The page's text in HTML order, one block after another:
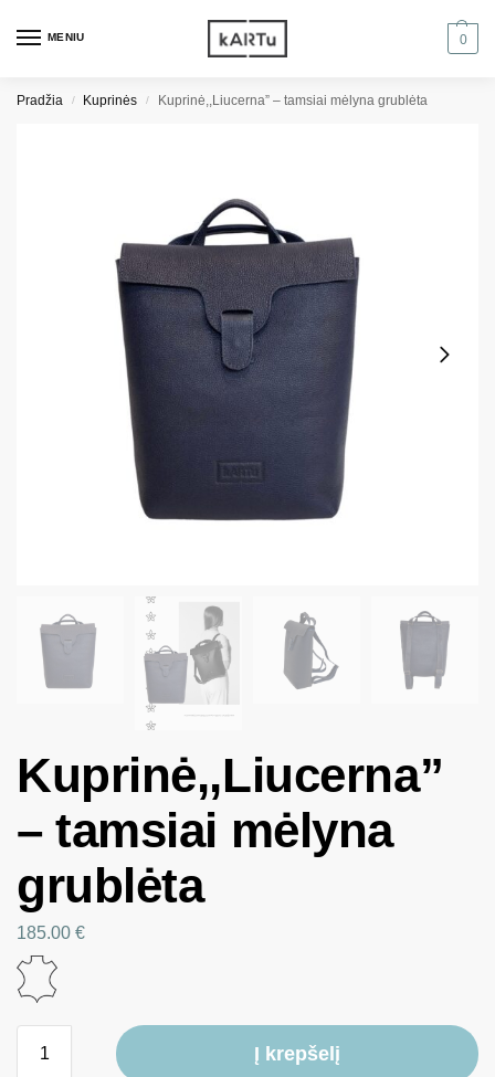
MENIU 0
Pradžia / Kuprinės / Kuprinė,,Liucerna” – tamsiai mėlyna grublėta
Kuprinė,,Liucerna”
– tamsiai mėlyna
grublėta
185.00 €
Į krepšelį